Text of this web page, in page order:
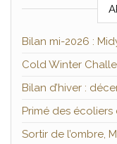
Bilan mi-2026 :
Cold Winter
Bilan d’hiver :
Primé des écoliers
Sortir de l’ombre,